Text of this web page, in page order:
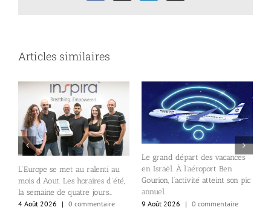
Articles similaires
L’Europe se met au ralenti au
mois d’Aout. Les horaires d’été,
la semaine de quatre jours…
4 Août 2026
| 0 commentaire
Le grand départ des vacances
en Israël. À l’aéroport Ben
Gourion, l’activité atteint son pic
annuel.
9 Août 2026
| 0 commentaire